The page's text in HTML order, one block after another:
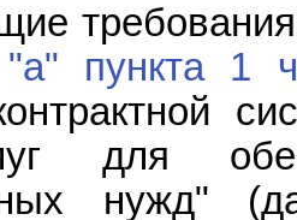
"а" пункта 1
для
нужд"